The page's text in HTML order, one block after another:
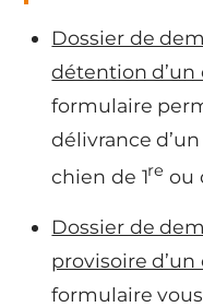
Dossier de
détention
formulaire
délivrance
chien de 1re ou
Dossier de
provisoire
formulaire